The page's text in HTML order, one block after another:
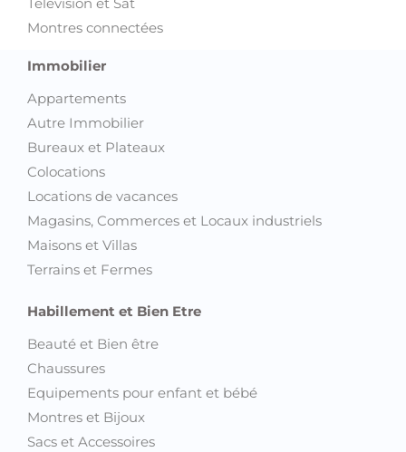
Télévision et Sat
Montres connectées
Immobilier
Appartements
Autre Immobilier
Bureaux et Plateaux
Colocations
Locations de vacances
Magasins, Commerces et Locaux industriels
Maisons et Villas
Terrains et Fermes
Habillement et Bien Etre
Beauté et Bien être
Chaussures
Equipements pour enfant et bébé
Montres et Bijoux
Sacs et Accessoires